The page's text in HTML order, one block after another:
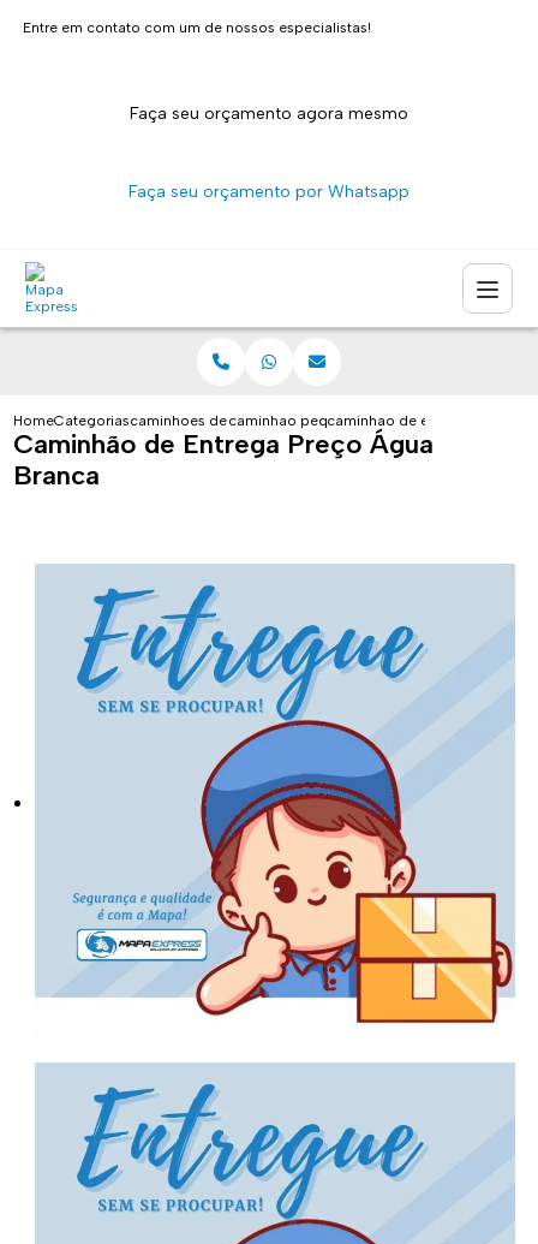
Entre em contato com um de nossos especialistas!
Faça seu orçamento agora mesmo
Faça seu orçamento por Whatsapp
HomeCategoriascaminhoes de entregacaminhao pequeno para entrega sao paulo
caminhao de entrega preco
Caminhão de Entrega Preço Água
Branca